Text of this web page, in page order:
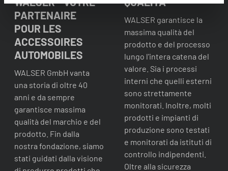
PARTENAIRE
POUR LES
ACCESSOIRES
AUTOMOBILES
WALSER GmbH vanta
una storia di oltre 40
anni e da sempre
garantisce massima
qualità del marchio e del
prodotto. Fin dalla
nostra fondazione, siamo
stati guidati dalla visione
WALSER garantisce la
massima qualità del
prodotto e del processo
lungo l'intera catena del
valore. Sia i processi
interni che quelli esterni
sono strettamente
monitorati. Inoltre, molti
prodotti e impianti di
produzione sono testati
e monitorati da istituti di
controllo indipendenti.
Oltre alla sicurezza